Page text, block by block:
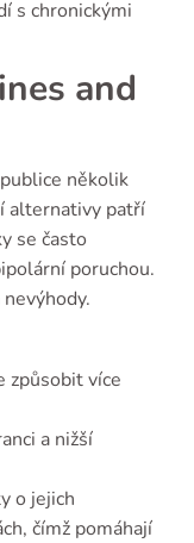
s chronickými
and
několik
alternativy patří
se často
poruchou.
způsobit více
a nižší
o jejich
čímž pomáhají